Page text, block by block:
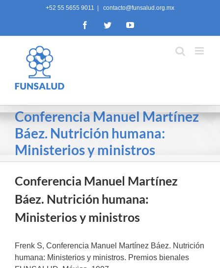
+52 55 5655 9011 contacto@funsalud.org.mx
FacebookTwitterYouTube
Conferencia Manuel Martínez
Báez. Nutrición humana:
Ministerios y ministros
Conferencia Manuel Martínez
Báez. Nutrición humana:
Ministerios y ministros
Frenk S, Conferencia Manuel Martínez Báez. Nutrición
humana: Ministerios y ministros. Premios bienales